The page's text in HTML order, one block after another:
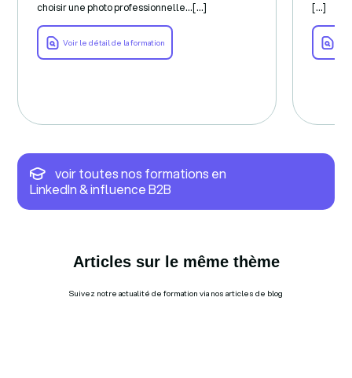
choisir une photo professionnelle...[...]
Voir le détail de la formation
[...]
voir toutes nos formations en
LinkedIn & influence B2B
Articles sur le même thème
Suivez notre actualité de formation via nos articles de blog